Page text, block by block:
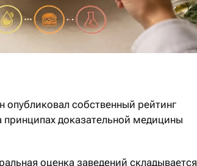
собственный рейтинг
принципах доказательной медицины
оценка заведений складывается